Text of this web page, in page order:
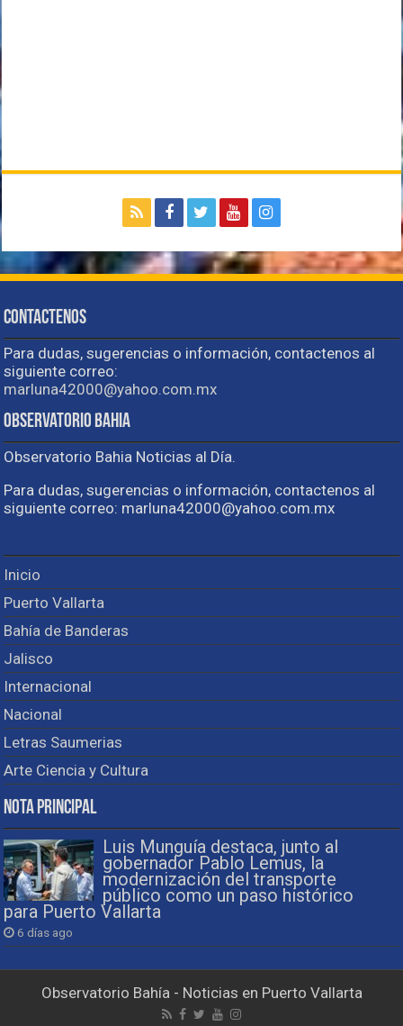
Contactenos
Para dudas, sugerencias o información, contactenos al
siguiente correo:
marluna42000@yahoo.com.mx
Observatorio Bahia
Observatorio Bahia Noticias al Día.
Para dudas, sugerencias o información, contactenos al
siguiente correo: marluna42000@yahoo.com.mx
Inicio
Puerto Vallarta
Bahía de Banderas
Jalisco
Internacional
Nacional
Letras Saumerias
Arte Ciencia y Cultura
Nota Principal
Luis Munguía destaca, junto al
gobernador Pablo Lemus, la
modernización del transporte
público como un paso histórico
para Puerto Vallarta
6 días ago
Observatorio Bahía - Noticias en Puerto Vallarta